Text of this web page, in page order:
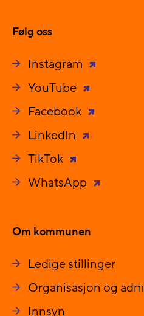
Følg oss
Instagram
YouTube
Facebook
LinkedIn
TikTok
WhatsApp
Om kommunen
Ledige stillinger
Organisasjon og
Innsyn